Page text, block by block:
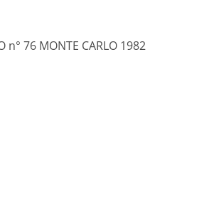
n° 76 MONTE CARLO 1982